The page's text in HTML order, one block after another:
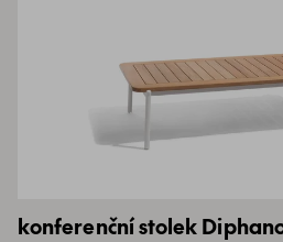
konferenční stolek